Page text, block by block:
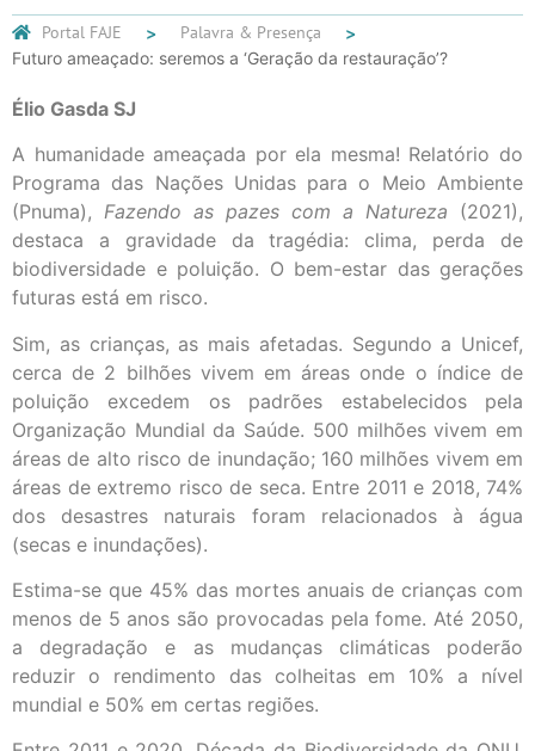
Portal FAJE Palavra & Presença
Futuro ameaçado: seremos a ‘Geração da restauração’?
Élio Gasda SJ
A humanidade ameaçada por ela mesma! Relatório do
Programa das Nações Unidas para o Meio Ambiente
(Pnuma), Fazendo as pazes com a Natureza (2021),
destaca a gravidade da tragédia: clima, perda de
biodiversidade e poluição. O bem-estar das gerações
futuras está em risco.
Sim, as crianças, as mais afetadas. Segundo a Unicef,
cerca de 2 bilhões vivem em áreas onde o índice de
poluição excedem os padrões estabelecidos pela
Organização Mundial da Saúde. 500 milhões vivem em
áreas de alto risco de inundação; 160 milhões vivem em
áreas de extremo risco de seca. Entre 2011 e 2018, 74%
dos desastres naturais foram relacionados à água
(secas e inundações).
Estima-se que 45% das mortes anuais de crianças com
menos de 5 anos são provocadas pela fome. Até 2050,
a degradação e as mudanças climáticas poderão
reduzir o rendimento das colheitas em 10% a nível
mundial e 50% em certas regiões.